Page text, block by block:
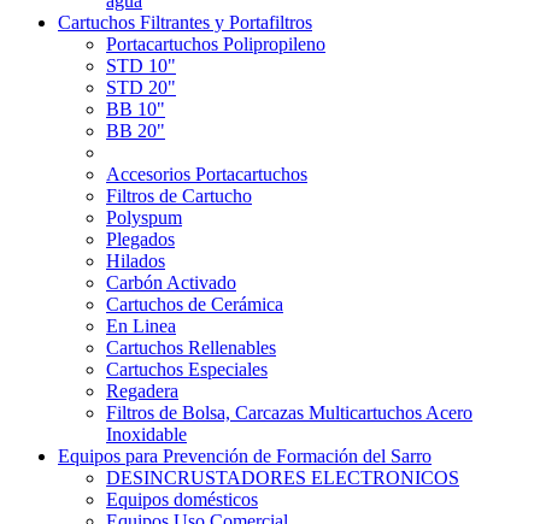
Cartuchos Filtrantes y Portafiltros
Portacartuchos Polipropileno
STD 10"
STD 20"
BB 10"
BB 20"
Accesorios Portacartuchos
Filtros de Cartucho
Polyspum
Plegados
Hilados
Carbón Activado
Cartuchos de Cerámica
En Linea
Cartuchos Rellenables
Cartuchos Especiales
Regadera
Filtros de Bolsa, Carcazas Multicartuchos Acero
Inoxidable
Equipos para Prevención de Formación del Sarro
DESINCRUSTADORES ELECTRONICOS
Equipos domésticos